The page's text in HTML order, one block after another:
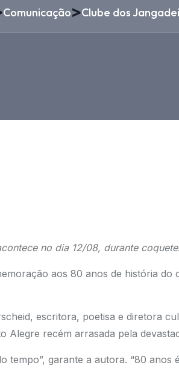
Comunicação>Clube dos
no dia 12/08, durante
aos 80 anos de história
escritora, poetisa e diretora
Alegre recém arrasada pela
tempo”, garante a autora. “80